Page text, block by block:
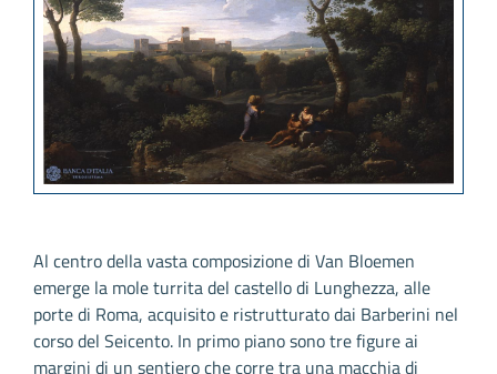
Al centro della vasta composizione di Van Bloemen
emerge la mole turrita del castello di Lunghezza, alle
porte di Roma, acquisito e ristrutturato dai Barberini nel
corso del Seicento. In primo piano sono tre figure ai
margini di un sentiero che corre tra una macchia di